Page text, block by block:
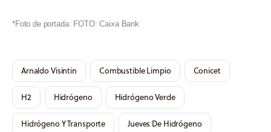
*Foto de portada: FOTO: Caixa Bank
Arnaldo Visintin Combustible Limpio Conicet
H2 Hidrógeno Hidrógeno Verde
Hidrógeno Y Transporte Jueves De Hidrógeno